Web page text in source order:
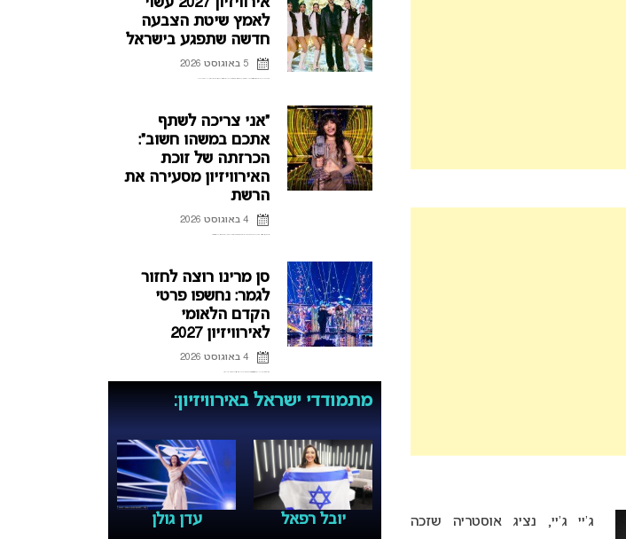
ג’יי ג’יי, נציג אוסטריה שזכה
לאמץ שיטת הצבעה
חדשה שתפגע בישראל
5 באוגוסט 2026
“אני צריכה לשתף
אתכם במשהו חשוב”:
הכרזתה של זוכת
האירוויזיון מסעירה את
הרשת
4 באוגוסט 2026
סן מרינו רוצה לחזור
לגמר: נחשפו פרטי
הקדם הלאומי
לאירוויזיון 2027
4 באוגוסט 2026
מתמודדי ישראל באירוויזיון:
יובל רפאל עדן גולן